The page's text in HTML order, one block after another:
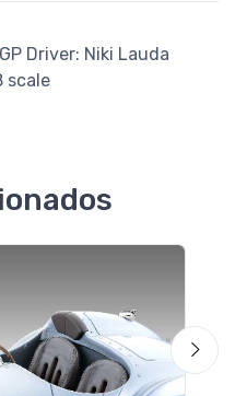
Driver: Niki Lauda
scale